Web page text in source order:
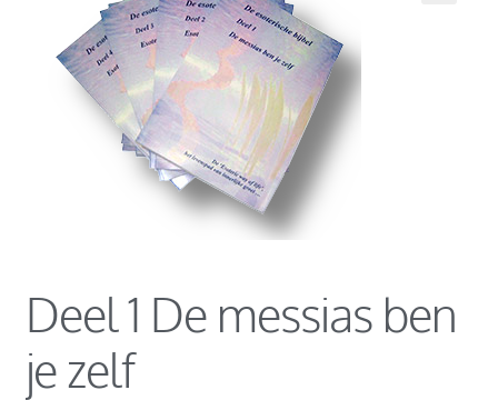
Contact
De esoteric way of life
Levenslessen
Deel 1 De messias ben
je zelf